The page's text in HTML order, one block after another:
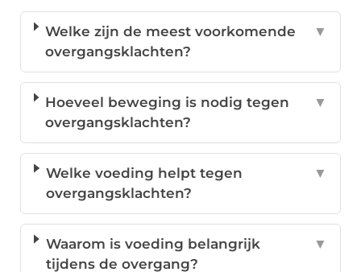
Welke zijn de meest voorkomende
overgangsklachten?
▼
Hoeveel beweging is nodig tegen
overgangsklachten?
▼
Welke voeding helpt tegen
overgangsklachten?
▼
Waarom is voeding belangrijk
tijdens de overgang?
▼